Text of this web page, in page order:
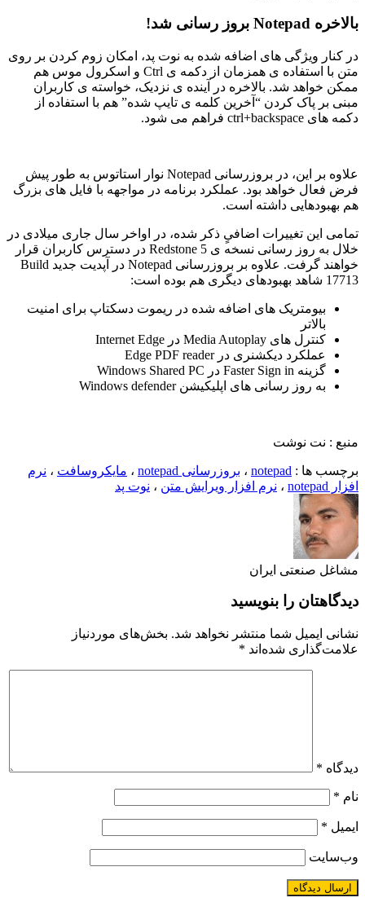
بالاخره Notepad بروز رسانی شد!
در کنار ویژگی های اضافه شده به نوت پد، امکان زوم کردن بر روی
متن با استفاده ی همزمان از دکمه ی Ctrl و اسکرول موس هم
ممکن خواهد شد. بالاخره در آینده ی نزدیک، خواسته ی کاربران
مبنی بر پاک کردن “آخرین کلمه ی تایپ شده” هم با استفاده از
دکمه های ctrl+backspace فراهم می شود.
علاوه بر این، در بروزرسانی Notepad نوار استاتوس به طور پیش
فرض فعال خواهد بود. عملکرد برنامه در مواجهه با فایل های بزرگ
هم بهبودهایی داشته است.
تمامی این تغییرات اضافیٍ ذکر شده، در اواخر سال جاری میلادی در
خلال به روز رسانی نسخه ی Redstone 5 در دسترس کاربران قرار
خواهند گرفت. علاوه بر بروزرسانی Notepad در آپدیت جدید Build
17713 شاهد بهبودهای دیگری هم بوده است:
بیومتریک های اضافه شده در ریموت دسکتاپ برای امنیت
بالاتر
کنترل های Media Autoplay در Internet Edge
عملکرد دیکشنری در Edge PDF reader
گزینه Faster Sign in در Windows Shared PC
به روز رسانی های اپلیکیشن Windows defender
منبع : نت نوشت
برچسب ها : notepad ، بروزرسانی notepad ، مایکروسافت ، نرم
افزار notepad
، نرم افزار ویرایش متن ، نوت پد
مشاغل صنعتی ایران
دیدگاهتان را بنویسید
نشانی ایمیل شما منتشر نخواهد شد. بخش‌های موردنیاز
علامت‌گذاری شده‌اند *
دیدگاه *
نام *
ایمیل *
وب‌سایت